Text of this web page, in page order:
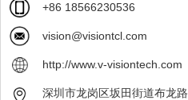
+86 18566230536
vision@visiontcl.com
http://www.v-visiontech.com
深圳市龙岗区坂田街道布龙路